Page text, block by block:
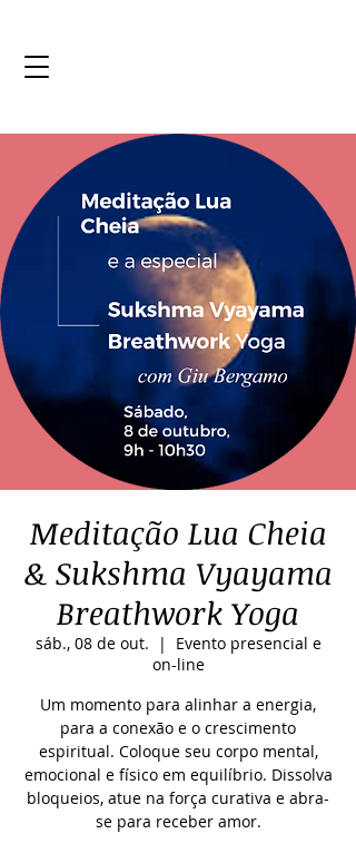
Meditação Lua Cheia
& Sukshma Vyayama
Breathwork Yoga
sáb., 08 de out.
  |
Evento presencial e
on-line
Um momento para alinhar a energia,
para a conexão e o crescimento
espiritual. Coloque seu corpo mental,
emocional e físico em equilíbrio. Dissolva
bloqueios, atue na força curativa e abra-
se para receber amor.